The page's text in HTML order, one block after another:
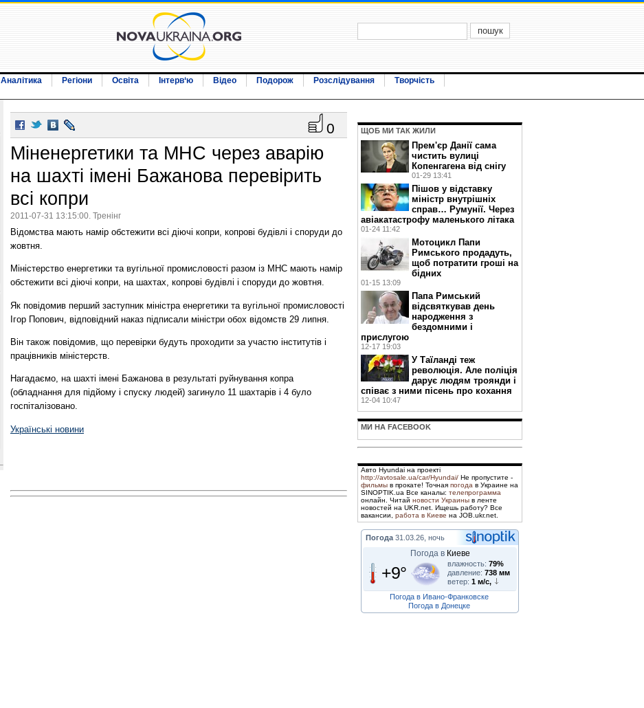
Аналітика Регіони Освіта Інтерв‘ю Відео Подорож Розслідування
Творчість
0
Міненергетики та МНС через аварію
на шахті імені Бажанова перевірить
всі копри
2011-07-31 13:15:00. Тренінг
Відомства мають намір обстежити всі діючі копри, копрові будівлі і споруди до
жовтня.
Міністерство енергетики та вугільної промисловості разом із МНС мають намір
обстежити всі діючі копри, на шахтах, копрові будівлі і споруди до жовтня.
Як повідомив перший заступник міністра енергетики та вугільної промисловості
Ігор Попович, відповідний наказ підписали міністри обох відомств 29 липня.
Він також повідомив, що перевірки будуть проходити за участю інститутів і
працівників міністерств.
Нагадаємо, на шахті імені Бажанова в результаті руйнування копра
(обладнання для підйому і спуску людей) загинуло 11 шахтарів і 4 було
госпіталізовано.
Українські новини
ЩОБ МИ ТАК ЖИЛИ
Прем'єр Данії сама
чистить вулиці
Копенгагена від снігу
01-29 13:41
Пішов у відставку
міністр внутрішніх
справ… Румунії. Через
авіакатастрофу маленького літака
01-24 11:42
Мотоцикл Папи
Римського продадуть,
щоб потратити гроші на
бідних
01-15 13:09
Папа Римський
відсвяткував день
народження з
бездомними і
прислугою
12-17 19:03
У Таїланді теж
революція. Але поліція
дарує людям троянди і
співає з ними пісень про кохання
12-04 10:47
МИ НА FACEBOOK
Авто Hyundai на проекті
http://avtosale.ua/car/Hyundai/ Не пропустите -
фильмы в прокате! Точная погода в Украине на
SINOPTIK.ua Все каналы: телепрограмма
онлайн. Читай новости Украины в ленте
новостей на UKR.net. Ищешь работу? Все
вакансии, работа в Киеве на JOB.ukr.net.
Погода 31.03.26, ночь
Погода в Киеве
+9° влажность: 79%
давление: 738 мм
ветер: 1 м/с,
Погода в Ивано-Франковске
Погода в Донецке